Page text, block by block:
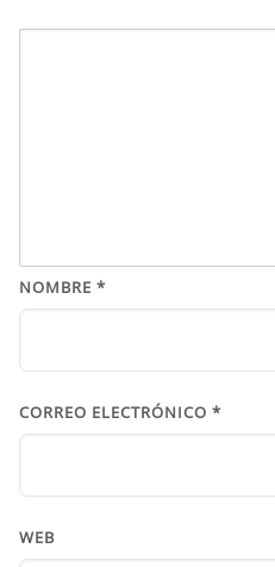
NOMBRE *
CORREO ELECTRÓNICO *
WEB